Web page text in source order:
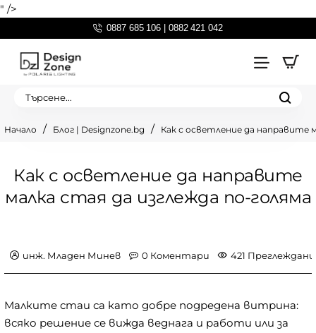
" />
0887 685 106 | 0882 421 042
Търсене...
Как с осветление да направите
малка стая да изглежда по-голяма
Блог | Designzone.bg Как с осветление да направите
инж. Младен Минев 0 Коментари 421
Малките стаи са като добре подредена витрина:
всяко решение се вижда веднага и работи или за